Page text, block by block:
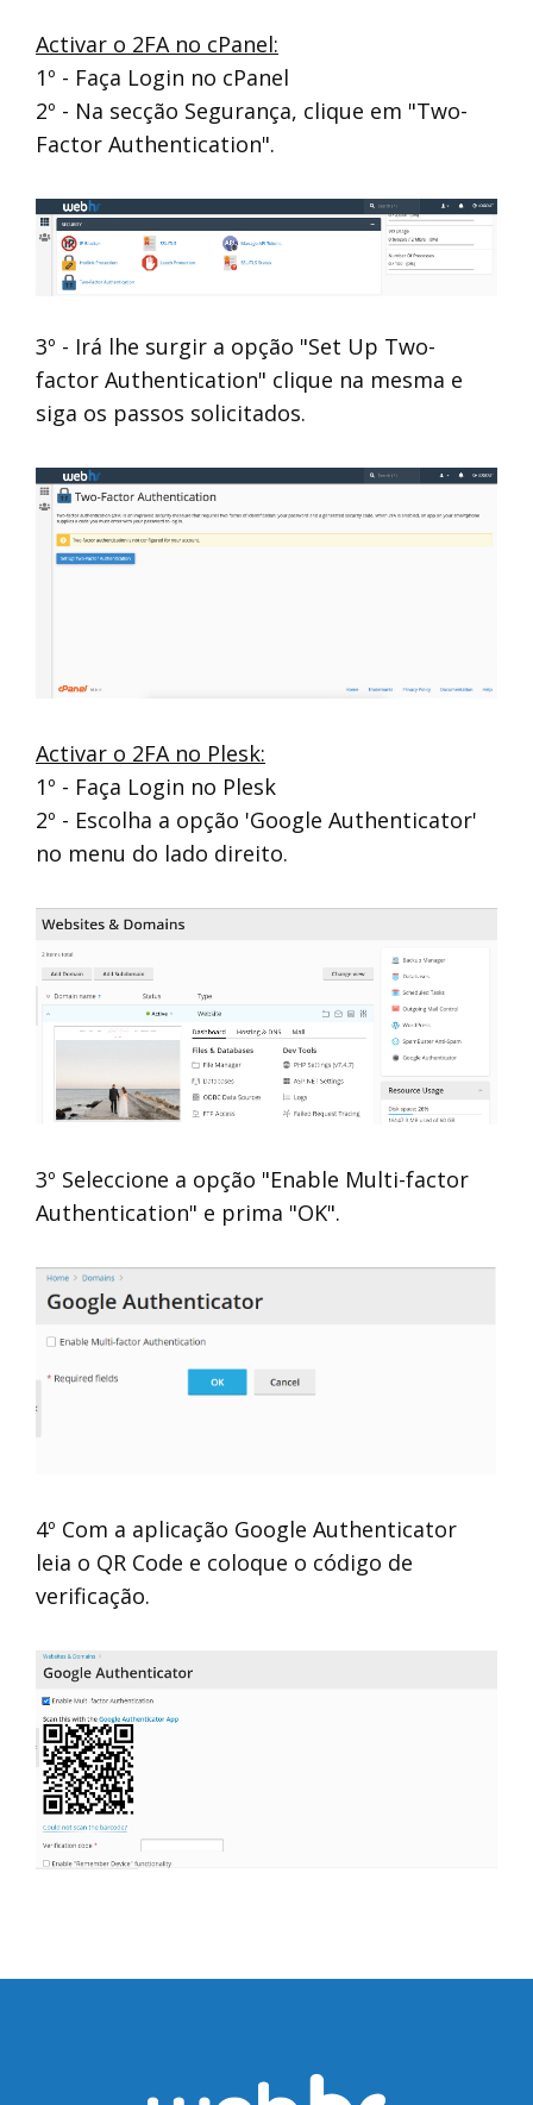
Activar o 2FA no cPanel:
1º - Faça Login no cPanel
2º - Na secção Segurança, clique em "Two-
Factor Authentication".
3º - Irá lhe surgir a opção "Set Up Two-
factor Authentication" clique na mesma e
siga os passos solicitados.
Activar o 2FA no Plesk:
1º - Faça Login no Plesk
2º - Escolha a opção 'Google Authenticator'
no menu do lado direito.
3º Seleccione a opção "Enable Multi-factor
Authentication" e prima "OK".
4º Com a aplicação Google Authenticator
leia o QR Code e coloque o código de
verificação.